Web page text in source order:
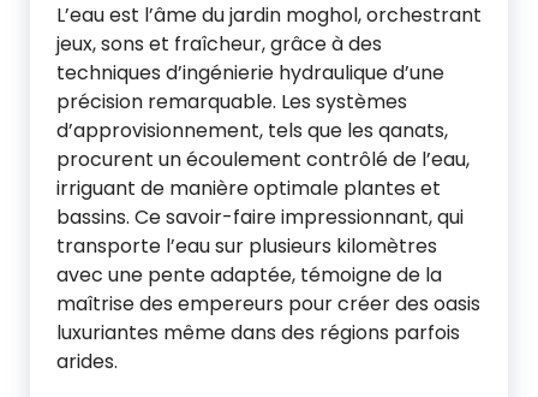
L’eau est l’âme du jardin moghol, orchestrant
jeux, sons et fraîcheur, grâce à des
techniques d’ingénierie hydraulique d’une
précision remarquable. Les systèmes
d’approvisionnement, tels que les qanats,
procurent un écoulement contrôlé de l’eau,
irriguant de manière optimale plantes et
bassins. Ce savoir-faire impressionnant, qui
transporte l’eau sur plusieurs kilomètres
avec une pente adaptée, témoigne de la
maîtrise des empereurs pour créer des oasis
luxuriantes même dans des régions parfois
arides.